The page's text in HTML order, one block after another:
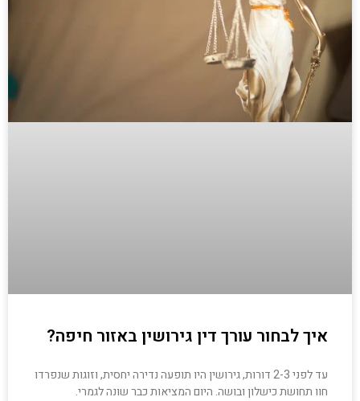
איך לבחור עורך דין גירושין באזור חיפה?
עד לפני 2-3 דורות, גירושין היו תופעה נדירה יחסית, וזוגות שנפרדו
חוו תחושת כישלון ובושה. היום המציאות כבר שונה לגמרי.